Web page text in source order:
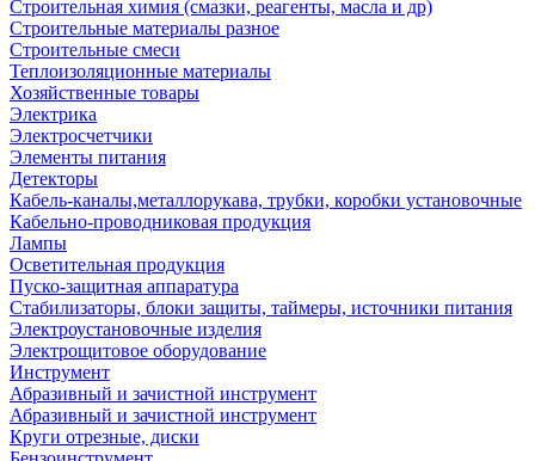
Строительная химия (смазки, реагенты, масла и др)
Строительные материалы разное
Строительные смеси
Теплоизоляционные материалы
Хозяйственные товары
Электрика
Электросчетчики
Элементы питания
Детекторы
Кабель-каналы,металлорукава, трубки, коробки установочные
Кабельно-проводниковая продукция
Лампы
Осветительная продукция
Пуско-защитная аппаратура
Стабилизаторы, блоки защиты, таймеры, источники питания
Электроустановочные изделия
Электрощитовое оборудование
Инструмент
Абразивный и зачистной инструмент
Абразивный и зачистной инструмент
Круги отрезные, диски